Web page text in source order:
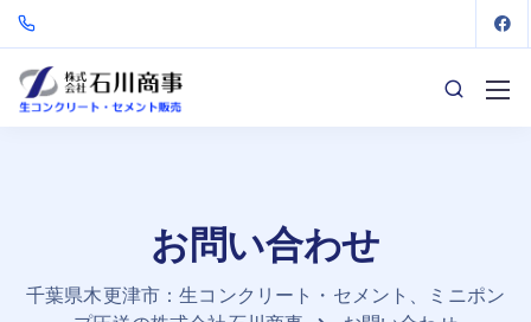
お問い合わせ
千葉県木更津市：生コンクリート・セメント、ミニポン